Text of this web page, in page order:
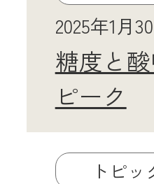
2025年1月
糖度と
ピーク
トピッ